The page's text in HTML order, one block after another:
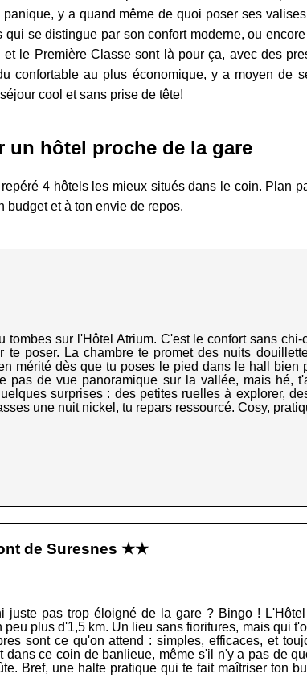
y a quand même de quoi poser ses
se distingue par son confort moderne, ou
le Première Classe sont là pour ça, avec des
confortable au plus économique, y a moyen de
cool et sans prise de tête!
un hôtel proche de la gare
4 hôtels les mieux situés dans le coin. Plan
budget et à ton envie de repos.
tombes sur l'Hôtel Atrium. C'est le confort sans
poser. La chambre te promet des nuits
mérité dès que tu poses le pied dans le hall bien
pas de vue panoramique sur la vallée, mais hé,
surprises : des petites ruelles à explorer,
une nuit nickel, tu repars ressourcé. Cosy,
de Suresnes ★★
juste pas trop éloigné de la gare ? Bingo !
plus d'1,5 km. Un lieu sans fioritures, mais qui
sont ce qu'on attend : simples, efficaces, et
ce coin de banlieue, même s'il n'y a pas de
Bref, une halte pratique qui te fait maîtriser ton